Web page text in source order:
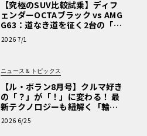
【究極のSUV比較試乗】ディフ
ェンダーOCTAブラック vs AMG
G63：道なき道を征く2台の「対
極的アプローチ」
2026 7/1
ニュース＆トピックス
【ル・ボラン8月号】クルマ好き
の「？」が「！」に変わる！ 最
新テクノロジーも紐解く「輸入
車Q&A」
2026 6/25